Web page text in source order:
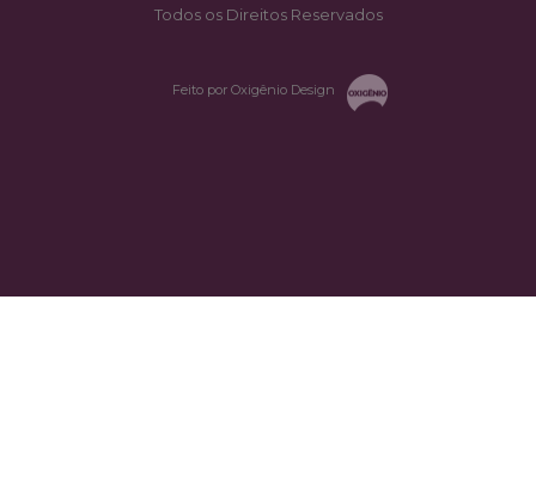
Todos os Direitos Reservados
Feito por Oxigênio Design